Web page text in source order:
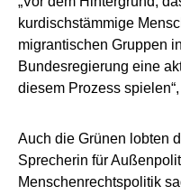
kurdischstämmige
migrantischen Gruppen
Bundesregierung eine
diesem Prozess
Auch die Grünen lobten
Sprecherin für
Menschenrechtspolitik